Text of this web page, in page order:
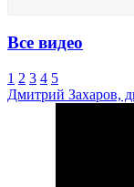
Все видео
1 2 3 4 5
Дмитрий Захаров,